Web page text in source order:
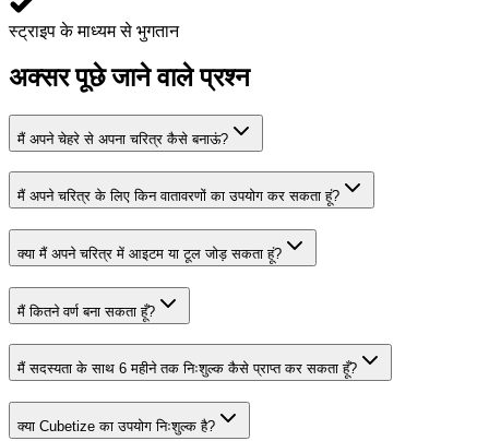
स्ट्राइप के माध्यम से भुगतान
अक्सर पूछे जाने वाले प्रश्न
मैं अपने चेहरे से अपना चरित्र कैसे बनाऊं?
मैं अपने चरित्र के लिए किन वातावरणों का उपयोग कर सकता हूं?
क्या मैं अपने चरित्र में आइटम या टूल जोड़ सकता हूं?
मैं कितने वर्ण बना सकता हूँ?
मैं सदस्यता के साथ 6 महीने तक निःशुल्क कैसे प्राप्त कर सकता हूँ?
क्या Cubetize का उपयोग निःशुल्क है?